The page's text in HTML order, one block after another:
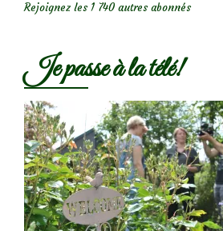
Rejoignez les 1 740 autres abonnés
Je passe à la télé!